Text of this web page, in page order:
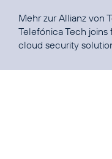
Mehr zur Allianz von
Telefónica Tech
cloud security